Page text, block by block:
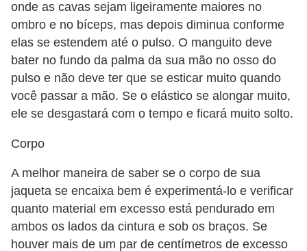
onde as cavas sejam ligeiramente maiores no
ombro e no bíceps, mas depois diminua conforme
elas se estendem até o pulso. O manguito deve
bater no fundo da palma da sua mão no osso do
pulso e não deve ter que se esticar muito quando
você passar a mão. Se o elástico se alongar muito,
ele se desgastará com o tempo e ficará muito solto.
Corpo
A melhor maneira de saber se o corpo de sua
jaqueta se encaixa bem é experimentá-lo e verificar
quanto material em excesso está pendurado em
ambos os lados da cintura e sob os braços. Se
houver mais de um par de centímetros de excesso